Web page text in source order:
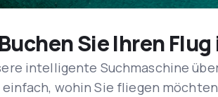
Buchen Sie Ihren
intelligente Suchmaschine
einfach, wohin Sie fliegen